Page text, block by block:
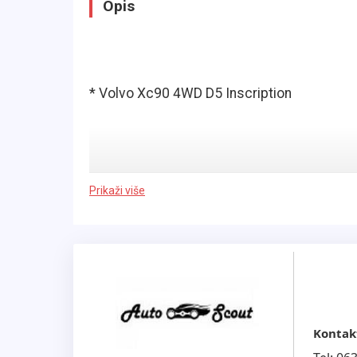
Opis
* Volvo Xc90 4WD D5 Inscription
* vozilo u odličnom stanju
* tehnički i mehanički ispravan u potpunosti
* limarijski bez ostecenja
Prikaži više